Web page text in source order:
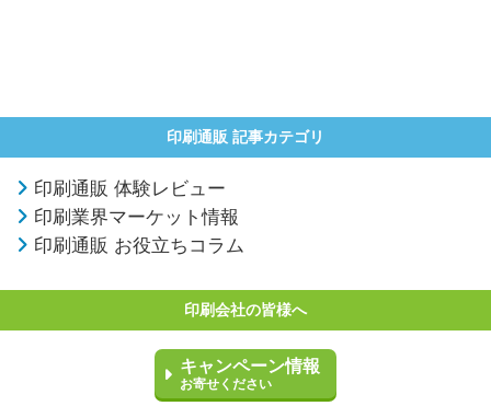
印刷通販 記事カテゴリ
印刷通販 体験レビュー
印刷業界マーケット情報
印刷通販 お役立ちコラム
印刷会社の皆様へ
キャンペーン情報
お寄せください